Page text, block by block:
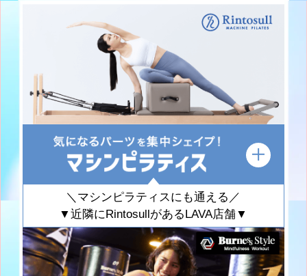
＼マシンピラティスにも通える／
▼近隣にRintosullがあるLAVA店舗▼